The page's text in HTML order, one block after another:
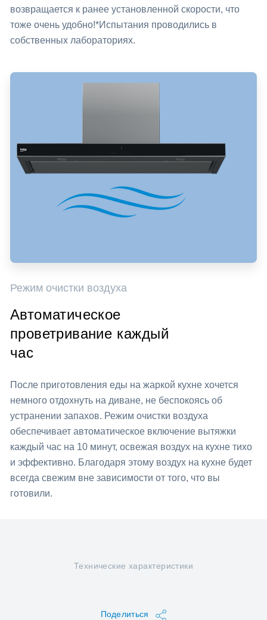
возвращается к ранее установленной скорости, что
тоже очень удобно!*Испытания проводились в
собственных лабораториях.
Режим очистки воздуха
Автоматическое
проветривание каждый
час
После приготовления еды на жаркой кухне хочется
немного отдохнуть на диване, не беспокоясь об
устранении запахов. Режим очистки воздуха
обеспечивает автоматическое включение вытяжки
каждый час на 10 минут, освежая воздух на кухне тихо
и эффективно. Благодаря этому воздух на кухне будет
всегда свежим вне зависимости от того, что вы
готовили.
Технические характеристики
Поделиться